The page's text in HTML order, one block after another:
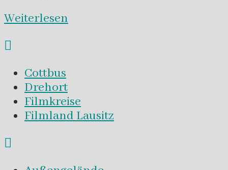
Weiterlesen
Cottbus
Drehort
Filmkreise
Filmland Lausitz